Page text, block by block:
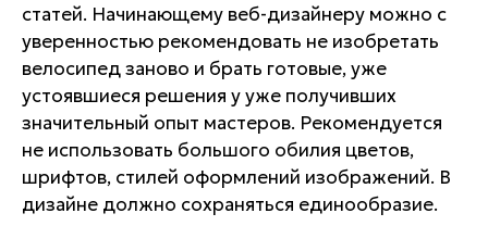
статей. Начинающему веб-дизайнеру можно с
уверенностью рекомендовать не изобретать
велосипед заново и брать готовые, уже
устоявшиеся решения у уже получивших
значительный опыт мастеров. Рекомендуется
не использовать большого обилия цветов,
шрифтов, стилей оформлений изображений. В
дизайне должно сохраняться единообразие.